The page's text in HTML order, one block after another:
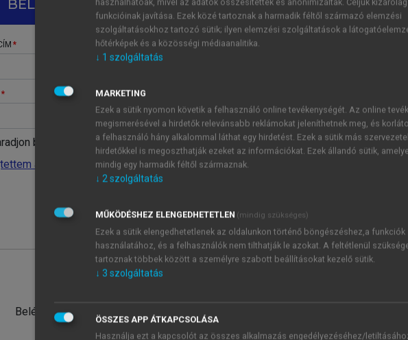
BELÉPÉS SAJÁT FIÓKKAL
belépve
a jelszavamat
Belépés intézményi azonosítóval
1 óra
JELSZÓ
Kérek értesítést a MeRSZ
Kérek értesítést az
funkcióinak javítása. Ezek közé tartoznak a harmadik féltől származó elemzési
szolgáltatásokhoz tartozó sütik; ilyen elemzési szolgáltatások a
hőtérképek és a közösségi médiaanalitika.
↓ 1 szolgáltatás
MARKETING
Ezek a sütik nyomon követik a felhasználó online tevékenységét. Az online
megismerésével a hirdetők relevánsabb reklámokat jeleníthetnek meg, és
a felhasználó hány alkalommal láthat egy hirdetést. Ezek a sütik más
hirdetőkkel is megoszthatják ezeket az információkat. Ezek állandó sütik,
mindig egy harmadik féltől származnak.
↓ 2szolgáltatás
MŰKÖDÉSHEZ ELENGEDHETETLEN (mindig szükséges)
Ezek a sütik elengedhetetlenek az oldalunkon történő böngészéshez,a funkciók
használatához, és a felhasználók nem tilthatják le azokat. A feltétlenül
tartoznak többek között a személyre szabott beállításokat kezelő sütik.
↓ 3 szolgáltatás
ÖSSZES APP ÁTKAPCSOLÁSA
Használja ezt a kapcsolót az összes alkalmazás engedélyezéséhez/